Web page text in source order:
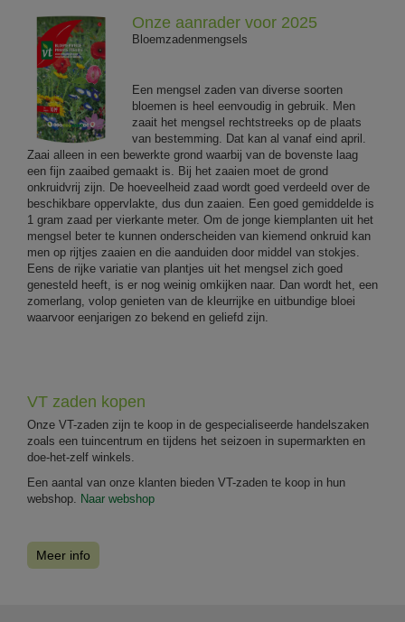
Onze aanrader voor 2025
Bloemzadenmengsels
Een mengsel zaden van diverse soorten
bloemen is heel eenvoudig in gebruik. Men
zaait het mengsel rechtstreeks op de plaats
van bestemming. Dat kan al vanaf eind april.
Zaai alleen in een bewerkte grond waarbij van de bovenste laag
een fijn zaaibed gemaakt is. Bij het zaaien moet de grond
onkruidvrij zijn. De hoeveelheid zaad wordt goed verdeeld over de
beschikbare oppervlakte, dus dun zaaien. Een goed gemiddelde is
1 gram zaad per vierkante meter. Om de jonge kiemplanten uit het
mengsel beter te kunnen onderscheiden van kiemend onkruid kan
men op rijtjes zaaien en die aanduiden door middel van stokjes.
Eens de rijke variatie van plantjes uit het mengsel zich goed
genesteld heeft, is er nog weinig omkijken naar. Dan wordt het, een
zomerlang, volop genieten van de kleurrijke en uitbundige bloei
waarvoor eenjarigen zo bekend en geliefd zijn.
VT zaden kopen
Onze VT-zaden zijn te koop in de gespecialiseerde handelszaken
zoals een tuincentrum en tijdens het seizoen in supermarkten en
doe-het-zelf winkels.
Een aantal van onze klanten bieden VT-zaden te koop in hun
webshop. Naar webshop
Meer info